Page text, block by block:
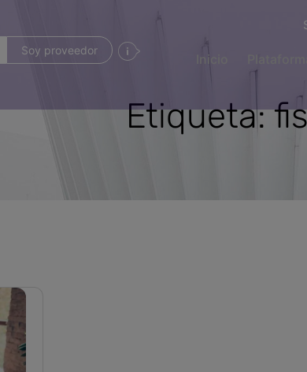
Soy proveedor
Inicio
Etiqueta: